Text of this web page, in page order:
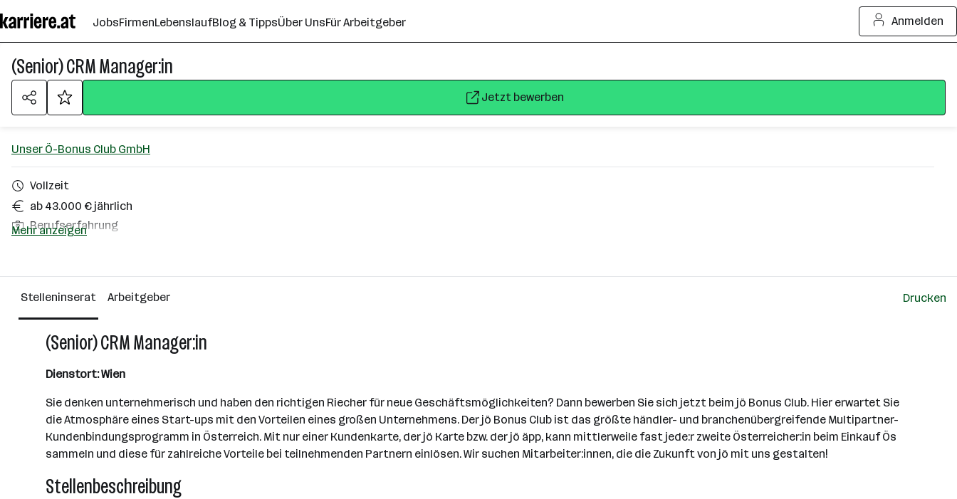
Seiteninhalt
springen
JobsFirmenLebenslaufBlog & TippsÜber UnsFür Arbeitgeber Anmelden
(Senior) CRM Manager:in
Jetzt bewerben
Unser Ö-Bonus Club GmbH
Vollzeit
ab 43.000 € jährlich
Berufserfahrung
101 - 500 Mitarbeiter*innen
Mehr anzeigen
Stelleninserat Arbeitgeber Drucken
(Senior) CRM Manager:in
Dienstort: Wien
Sie denken unternehmerisch und haben den richtigen Riecher für neue Geschäftsmöglichkeiten? Dann bewerben Sie sich jetzt beim jö Bonus Club. Hier erwartet Sie
die Atmosphäre eines Start-ups mit den Vorteilen eines großen Unternehmens. Der jö Bonus Club ist das größte händler- und branchenübergreifende Multipartner-
Kundenbindungsprogramm in Österreich. Mit nur einer Kundenkarte, der jö Karte bzw. der jö äpp, kann mittlerweile fast jede:r zweite Österreicher:in beim Einkauf Ös
sammeln und diese für zahlreiche Vorteile bei teilnehmenden Partnern einlösen. Wir suchen Mitarbeiter:innen, die die Zukunft von jö mit uns gestalten!
Stellenbeschreibung